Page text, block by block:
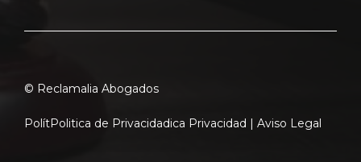
© Reclamalia Abogados
PolítPolitica de Privacidadica Privacidad | Aviso Legal